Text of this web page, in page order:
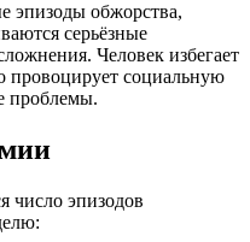
эпизоды обжорства,
серьёзные
Человек избегает
социальную
проблемы.
число эпизодов